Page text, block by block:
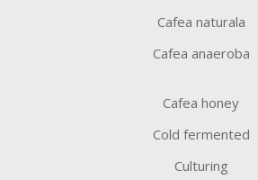
Cafea naturala
Cafea anaeroba
Cafea honey
Cold fermented
Culturing